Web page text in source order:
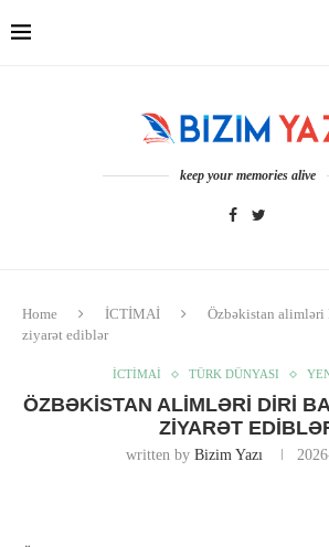
keep your memories alive
Home İCTİMAİ
Özbəkistan
ziyarət ediblər
İCTİMAİ TÜRK DÜNYASI
ÖZBƏKISTAN ALIMLƏRI DIRI
ZIYARƏT
written by Bizim Yazı